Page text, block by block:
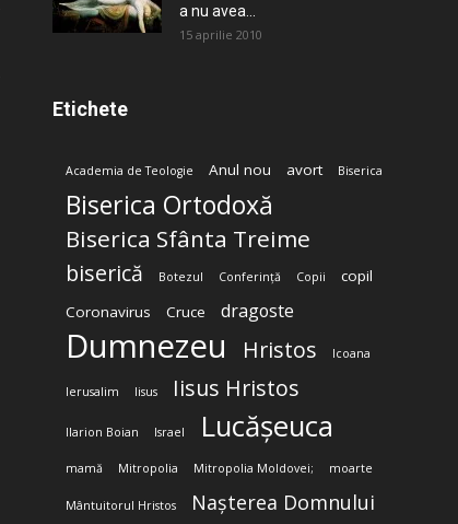
a nu avea...
15 aprilie 2010
Etichete
Academia de Teologie Anul nou avort Biserica
Biserica Ortodoxă
Biserica Sfânta Treime
biserică Botezul Conferință Copii
copil
Coronavirus
Cruce dragoste
Dumnezeu Hristos Icoana
Ierusalim Iisus Iisus Hristos
Ilarion Boian Israel Lucășeuca
mamă Mitropolia Mitropolia Moldovei; moarte
Mântuitorul Hristos Nașterea Domnului